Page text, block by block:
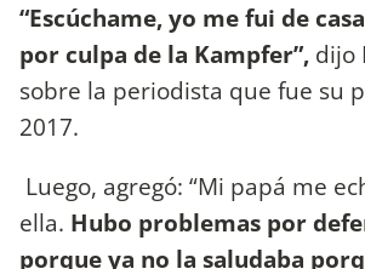
“Escúchame, yo me fui de
por culpa de la Kampfer”, dijo
sobre la periodista que fue su
2017.
Luego, agregó: “Mi papá me
ella. Hubo problemas por
porque ya no la saludaba